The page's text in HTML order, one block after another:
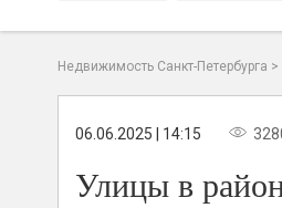
Недвижимость Санкт-Петербурга >
06.06.2025 | 14:15
Улицы в